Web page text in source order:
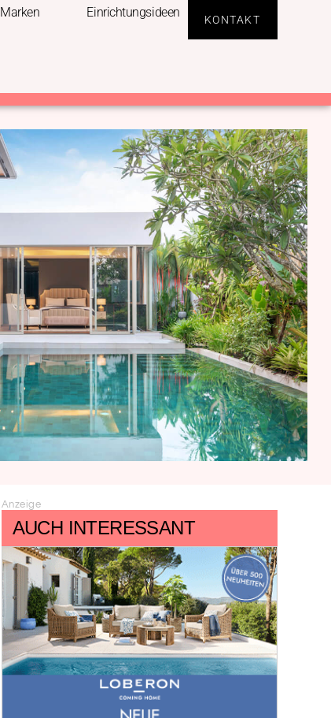
Marken Einrichtungsideen KONTAKT
Anzeige
AUCH INTERESSANT